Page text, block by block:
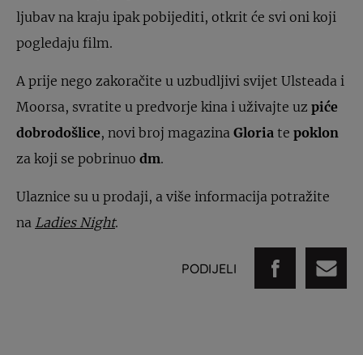
ljubav na kraju ipak pobijediti, otkrit će svi oni koji
pogledaju film.
A prije nego zakoračite u uzbudljivi svijet Ulsteada i
Moorsa, svratite u predvorje kina i uživajte uz piće
dobrodošlice, novi broj magazina Gloria te poklon
za koji se pobrinuo dm.
Ulaznice su u prodaji, a više informacija potražite
na Ladies Night.
PODIJELI